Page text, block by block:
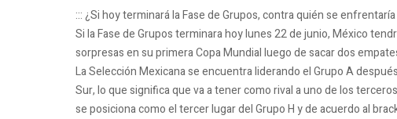
::: ¿Si hoy terminará la Fase de Grupos, contra quién se
Si la Fase de Grupos terminara hoy lunes 22 de junio, México
sorpresas en su primera Copa Mundial luego de sacar dos
La Selección Mexicana se encuentra liderando el Grupo A
Sur, lo que significa que va a tener como rival a uno de los
se posiciona como el tercer lugar del Grupo H y de acuerdo al